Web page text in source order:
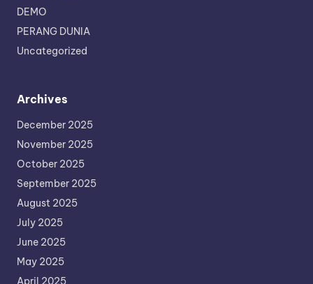
DEMO
PERANG DUNIA
Uncategorized
Archives
December 2025
November 2025
October 2025
September 2025
August 2025
July 2025
June 2025
May 2025
April 2025